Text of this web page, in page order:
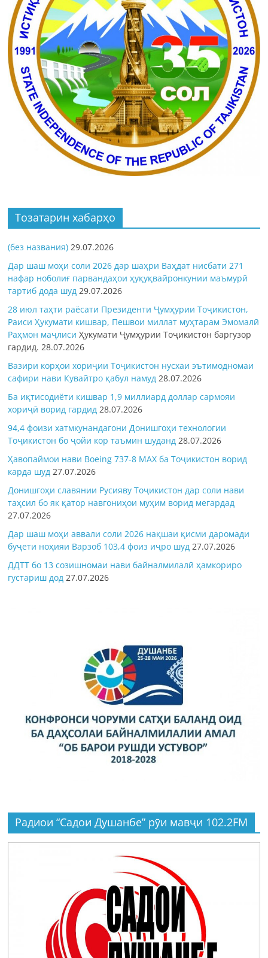
Тозатарин хабарҳо
(без названия) 29.07.2026
Дар шаш моҳи соли 2026 дар шаҳри Ваҳдат нисбати 271
нафар ноболиғ парвандаҳои ҳуқуқвайронкунии маъмурӣ
тартиб дода шуд 29.07.2026
28 июл таҳти раёсати Президенти Ҷумҳурии Тоҷикистон,
Раиси Ҳукумати кишвар, Пешвои миллат муҳтарам Эмомалӣ
Раҳмон маҷлисиҲукумати Ҷумҳурии Тоҷикистон баргузор
гардид. 28.07.2026
Вазири корҳои хориҷии Тоҷикистон нусхаи эътимодномаи
сафири нави Кувайтро қабул намуд 28.07.2026
Ба иқтисодиёти кишвар 1,9 миллиард доллар сармояи
хориҷӣ ворид гардид 28.07.2026
94,4 фоизи хатмкунандагони Донишгоҳи технологии
Тоҷикистон бо ҷойи кор таъмин шуданд 28.07.2026
Ҳавопаймои нави Boeing 737-8 MAX ба Тоҷикистон ворид
карда шуд 27.07.2026
Донишгоҳи славянии Русияву Тоҷикистон дар соли нави
таҳсил бо як қатор навгониҳои муҳим ворид мегардад
27.07.2026
Дар шаш моҳи аввали соли 2026 нақшаи қисми даромади
буҷети ноҳияи Варзоб 103,4 фоиз иҷро шуд 27.07.2026
ДДТТ бо 13 созишномаи нави байналмилалӣ ҳамкориро
густариш дод 27.07.2026
Радиои “Садои Душанбе” рӯи мавҷи 102.2FM